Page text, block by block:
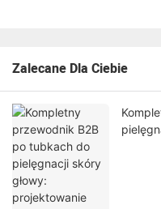
Zalecane Dla Ciebie